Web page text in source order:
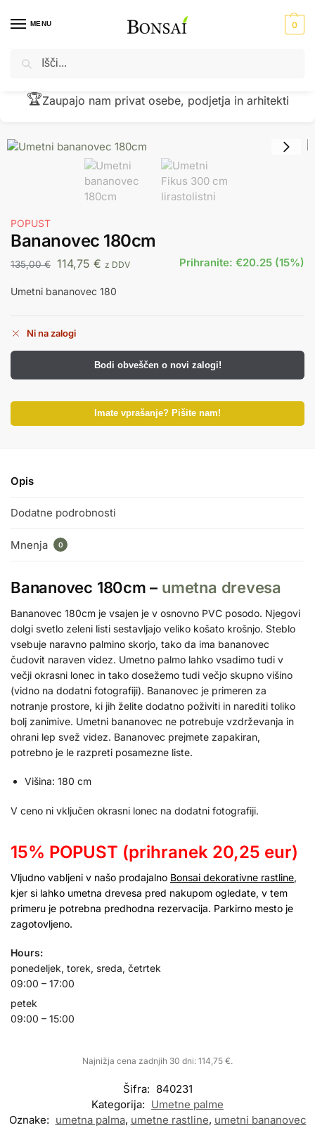
MENU 0
Domov / Umetne rastline
🏆Zaupajo nam privat osebe, podjetja in arhitekti
POPUST
Bananovec 180cm
135,00€ 114,75 € z DDV Prihranite: €20.25 (15%)
Umetni bananovec 180
Ni na zalogi
Bodi obveščen o novi zalogi!
Imate vprašanje? Pišite nam!
Opis
Dodatne podrobnosti
Mnenja 0
Bananovec 180cm – umetna drevesa
Bananovec 180cm je vsajen je v osnovno PVC posodo. Njegovi
dolgi svetlo zeleni listi sestavljajo veliko košato krošnjo. Steblo
vsebuje naravno palmino skorjo, tako da ima bananovec
čudovit naraven videz. Umetno palmo lahko vsadimo tudi v
večji okrasni lonec in tako dosežemo tudi večjo skupno višino
(vidno na dodatni fotografiji). Bananovec je primeren za
notranje prostore, ki jih želite dodatno poživiti in narediti toliko
bolj zanimive. Umetni bananovec ne potrebuje vzdrževanja in
ohrani lep svež videz. Bananovec prejmete zapakiran,
potrebno je le razpreti posamezne liste.
Višina: 180 cm
V ceno ni vključen okrasni lonec na dodatni fotografiji.
15% POPUST (prihranek 20,25 eur)
Vljudno vabljeni v našo prodajalno Bonsai dekorativne rastline,
kjer si lahko umetna drevesa pred nakupom ogledate, v tem
primeru je potrebna predhodna rezervacija. Parkirno mesto je
zagotovljeno.
Hours:
ponedeljek, torek, sreda, četrtek
09:00 – 17:00
petek
09:00 – 15:00
Najnižja cena zadnjih 30 dni: 114,75 €.
Šifra: 840231
Kategorija: Umetne palme
Oznake: umetna palma, umetne rastline, umetni bananovec